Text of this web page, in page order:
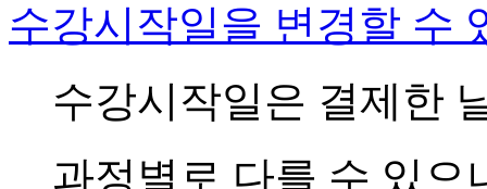
수강시작일을 변경할 수
수강시작일은 결제한
과정별로 다를 수 있